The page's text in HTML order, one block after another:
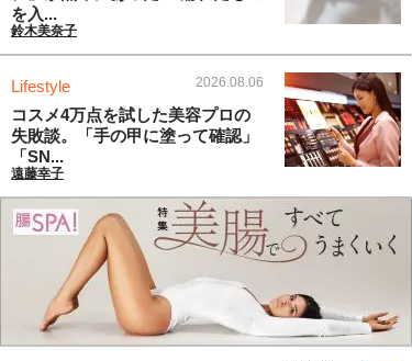
を入...
鈴木美奈子
Lifestyle 2026.08.06
コスメ4万点を試した美容プロの
失敗談。「手の甲に塗って確認」
「SN...
遠藤幸子